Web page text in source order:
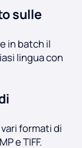
sulle
in batch il
lingua con
formati di
e TIFF.